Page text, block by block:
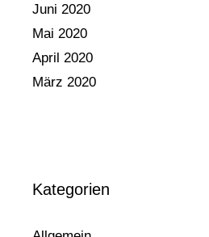
Juni 2020
Mai 2020
April 2020
März 2020
Kategorien